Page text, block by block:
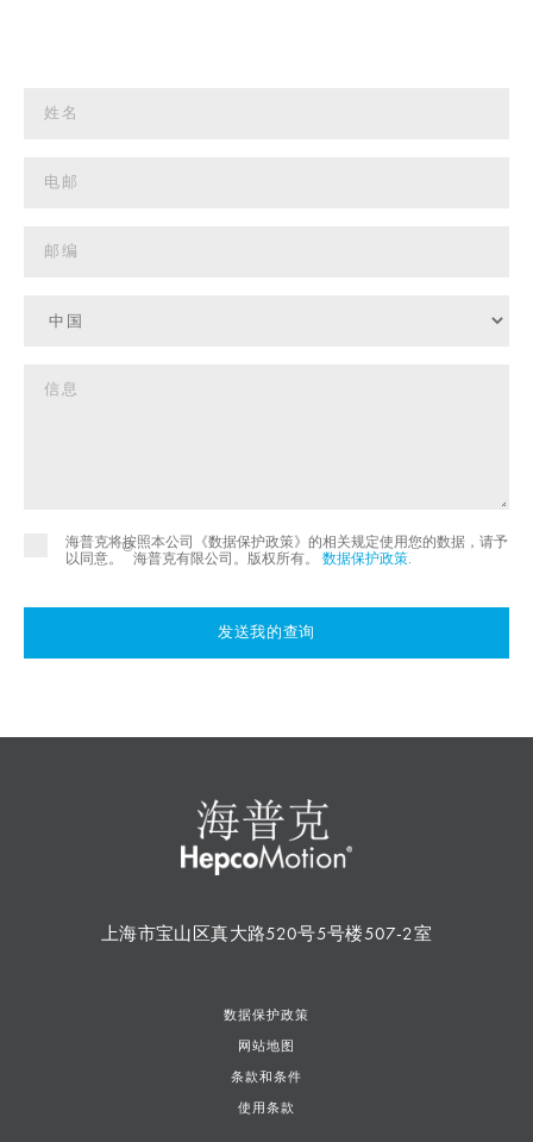
海普克将按照本公司《数据保护政策》的相关规定使用您的数据，请予
以同意。
©
海普克有限公司。版权所有。 数据保护政策.
发送我的查询
上海市宝山区真大路520号5号楼507-2室
数据保护政策
网站地图
条款和条件
使用条款